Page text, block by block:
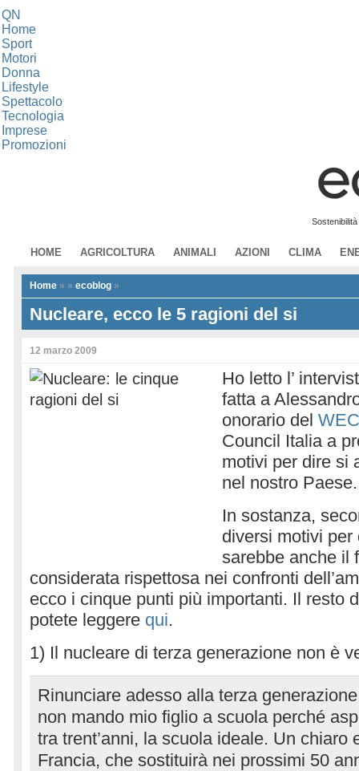
QN
Home
Sport
Motori
Donna
Lifestyle
Spettacolo
Tecnologia
Imprese
Promozioni
HOME AGRICOLTURA ANIMALI AZIONI CLIMA
Home » » ecoblog »
Nucleare, ecco le 5 ragioni del si
12 marzo 2009
Ho letto l’
fatta a
onorario del WEC
Council Italia a
motivi per dire si
nel nostro Paese.
In sostanza,
diversi motivi
sarebbe anche il
considerata rispettosa nei confronti
ecco i cinque punti più importanti. Il resto
potete leggere qui.
1) Il nucleare di terza generazione non è
Rinunciare adesso alla terza
non mando mio figlio a scuola perché
tra trent’anni, la scuola ideale. Un chiaro
Francia, che sostituirà nei prossimi 50